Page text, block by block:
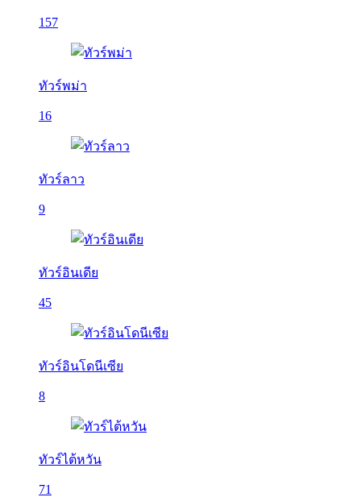
157
ทัวร์พม่า
16
ทัวร์ลาว
9
ทัวร์อินเดีย
45
ทัวร์อินโดนีเซีย
8
ทัวร์ไต้หวัน
71